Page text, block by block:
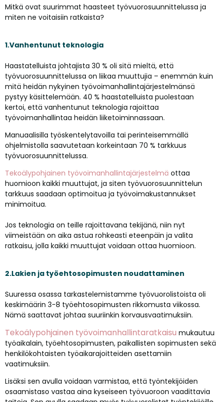
Mitkä ovat suurimmat haasteet työvuorosuunnittelussa ja
miten ne voitaisiin ratkaista?
1.Vanhentunut teknologia
Haastatelluista johtajista 30 % oli sitä mieltä, että
työvuorosuunnittelussa on liikaa muuttujia – enemmän kuin
mitä heidän nykyinen työvoimanhallintajärjestelmänsä
pystyy käsittelemään. 40 % haastatelluista puolestaan
kertoi, että vanhentunut teknologia rajoittaa
työvoimanhallintaa heidän liiketoiminnassaan.
Manuaalisilla työskentelytavoilla tai perinteisemmällä
ohjelmistolla saavutetaan korkeintaan 70 % tarkkuus
työvuorosuunnittelussa.
Tekoälypohjainen työvoimanhallintajärjestelmä ottaa
huomioon kaikki muuttujat, ja siten työvuorosuunnittelun
tarkkuus saadaan optimoitua ja työvoimakustannukset
minimoitua.
Jos teknologia on teille rajoittavana tekijänä, niin nyt
viimeistään on aika astua rohkeasti eteenpäin ja valita
ratkaisu, jolla kaikki muuttujat voidaan ottaa huomioon.
2.Lakien ja työehtosopimusten noudattaminen
Suuressa osassa tarkastelemistamme työvuorolistoista oli
keskimäärin 3-8 työehtosopimusten rikkomusta viikossa.
Nämä saattavat johtaa suuriinkin korvausvaatimuksiin.
Tekoälypohjainen työvoimanhallintaratkaisu mukautuu
työaikalain, työehtosopimusten, paikallisten sopimusten sekä
henkilökohtaisten työaikarajoitteiden asettamiin
vaatimuksiin.
Lisäksi sen avulla voidaan varmistaa, että työntekijöiden
osaamistaso vastaa aina kyseiseen työvuoroon vaadittavia